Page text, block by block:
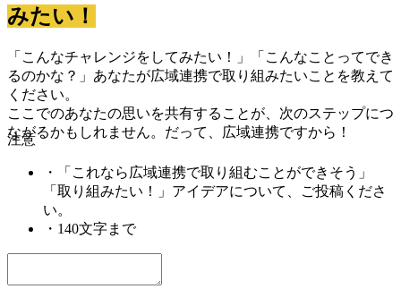
みたい！
「こんなチャレンジをしてみたい！」「こんなことってでき
るのかな？」あなたが広域連携で取り組みたいことを教えて
ください。
ここでのあなたの思いを共有することが、次のステップにつ
ながるかもしれません。だって、広域連携ですから！
注意
・
「これなら広域連携で取り組むことができそう」
「取り組みたい！」アイデアについて、ご投稿くださ
い。
・ 140文字まで